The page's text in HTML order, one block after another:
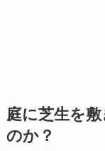
庭に芝生を
のか？